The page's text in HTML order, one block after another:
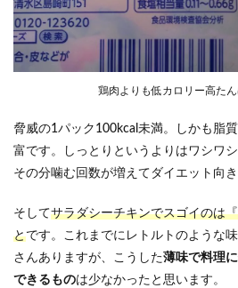
鶏肉よりも低カロリー高た
脅威の1パック100kcal未満。しかも脂
富です。しっとりというよりはワシワ
その分噛む回数が増えてダイエット向
そしてサラダシーチキンでスゴイのは
とです。これまでにレトルトのような
さんありますが、こうした薄味で料理
できるものは少なかったと思います。